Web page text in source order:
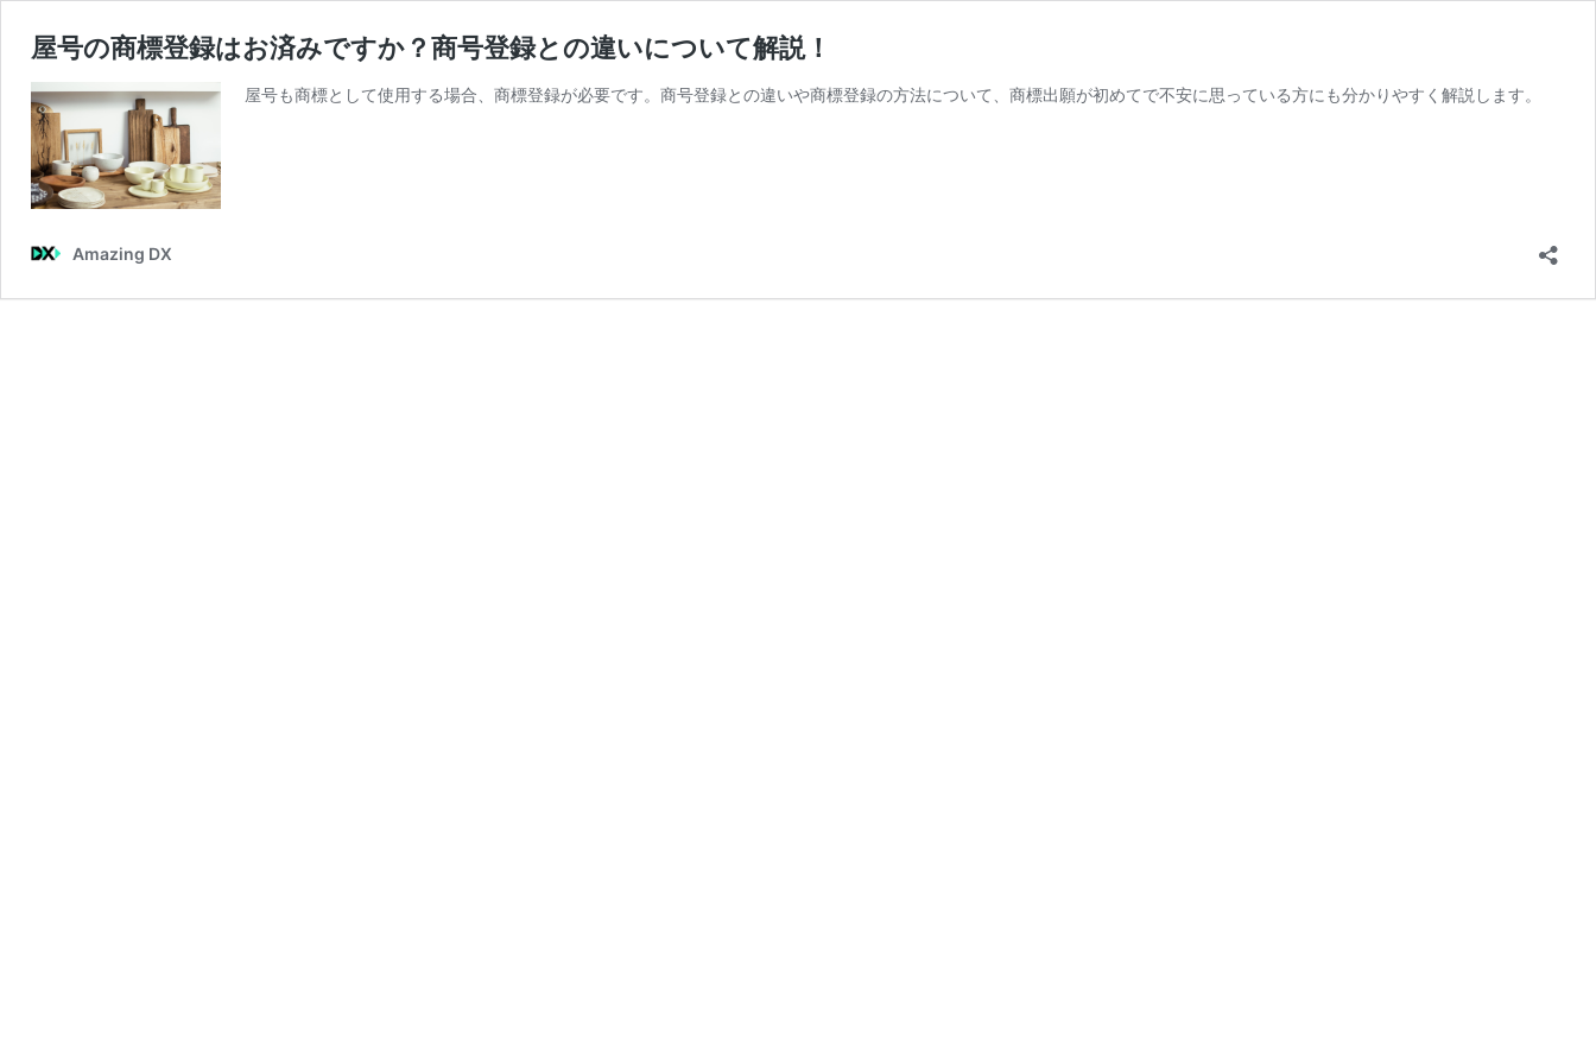
屋号の商標登録はお済みですか？商号登録との違いについて解説！
屋号も商標として使用する場合、商標登録が必要です。商号登録との違いや商標登録の方法について、商標出願が初めてで不安に思っている方にも分かりやすく解説します。
Amazing DX